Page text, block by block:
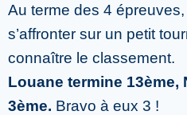
Au terme des 4
s’affronter sur un petit
connaître le classement.
Louane termine 13ème,
3ème. Bravo à eux 3 !